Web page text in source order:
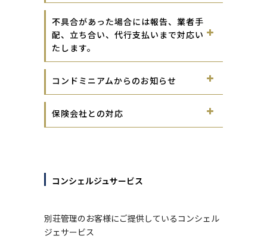
不具合があった場合には報告、業者手
配、立ち合い、代行支払いまで対応い
たします。
コンドミニアムからのお知らせ
保険会社との対応
コンシェルジュサービス
別荘管理のお客様にご提供しているコンシェル
ジェサービス